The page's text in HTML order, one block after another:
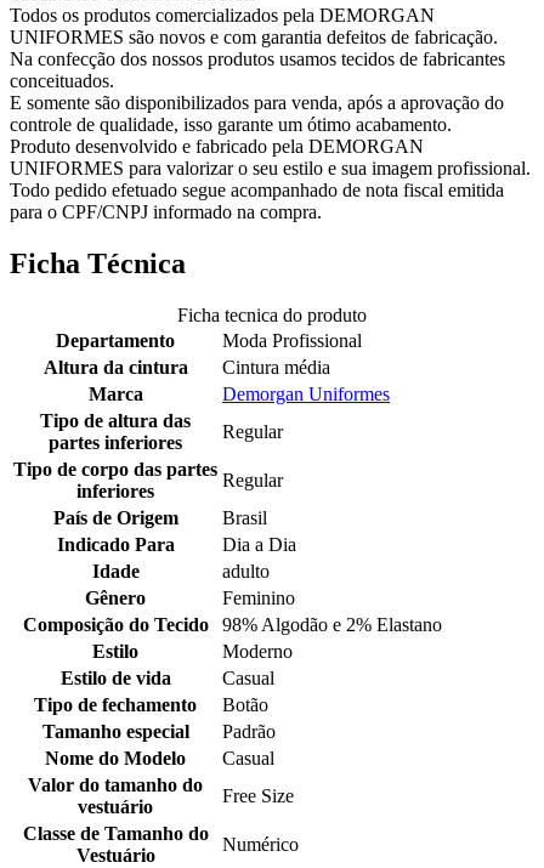
Todos os produtos comercializados pela DEMORGAN
UNIFORMES são novos e com garantia defeitos de fabricação.
Na confecção dos nossos produtos usamos tecidos de fabricantes
conceituados.
E somente são disponibilizados para venda, após a aprovação do
controle de qualidade, isso garante um ótimo acabamento.
Produto desenvolvido e fabricado pela DEMORGAN
UNIFORMES para valorizar o seu estilo e sua imagem profissional.
Todo pedido efetuado segue acompanhado de nota fiscal emitida
para o CPF/CNPJ informado na compra.
Ficha Técnica
Ficha tecnica do produto
Departamento
Moda Profissional
Altura da cintura
Cintura média
Marca
Demorgan Uniformes
Tipo de altura das
partes inferiores
Regular
Tipo de corpo das partes
inferiores
Regular
País de Origem
Brasil
Indicado Para
Dia a Dia
Idade
adulto
Gênero
Feminino
Composição do Tecido
98% Algodão e 2% Elastano
Estilo
Moderno
Estilo de vida
Casual
Tipo de fechamento
Botão
Tamanho especial
Padrão
Nome do Modelo
Casual
Valor do tamanho do
vestuário
Free Size
Classe de Tamanho do
Vestuário
Numérico